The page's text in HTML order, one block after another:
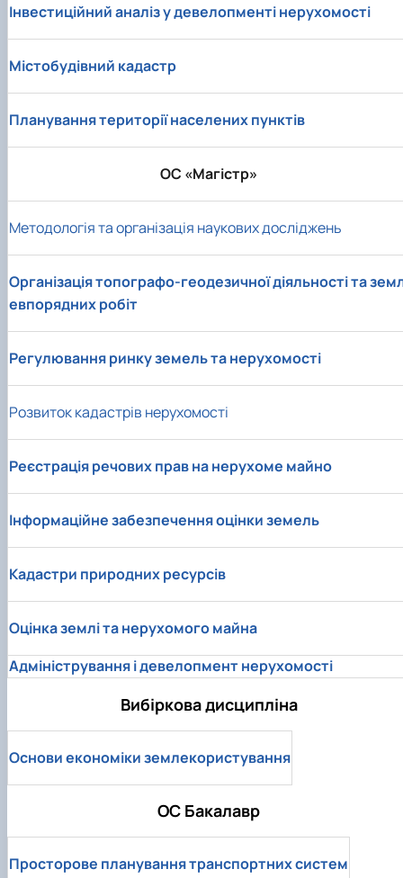
Інвестиційний аналіз у девелопменті нерухомості
Містобудівний кадастр
Планування території населених пунктів
ОС «Магістр»
Методологія та організація наукових досліджень
Організація топографо-геодезичної діяльності та
евпорядних робіт
Регулювання ринку земель та нерухомості
Розвиток кадастрів нерухомості
Реєстрація речових прав на нерухоме майно
Інформаційне забезпечення оцінки земель
Кадастри природних ресурсів
Оцінка землі та нерухомого майна
Адміністрування і девелопмент нерухомості
Вибіркова дисципліна
Основи економіки землекористування
ОС Бакалавр
Просторове планування транспортних систем